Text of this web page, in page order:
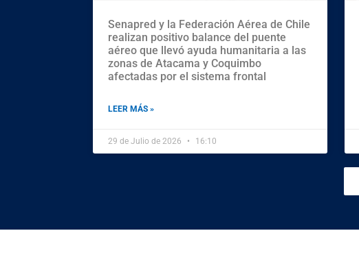
Senapred y la Federación Aérea de Chile
realizan positivo balance del puente
aéreo que llevó ayuda humanitaria a las
zonas de Atacama y Coquimbo
afectadas por el sistema frontal
LEER MÁS »
29 de Julio de 2026 16:10